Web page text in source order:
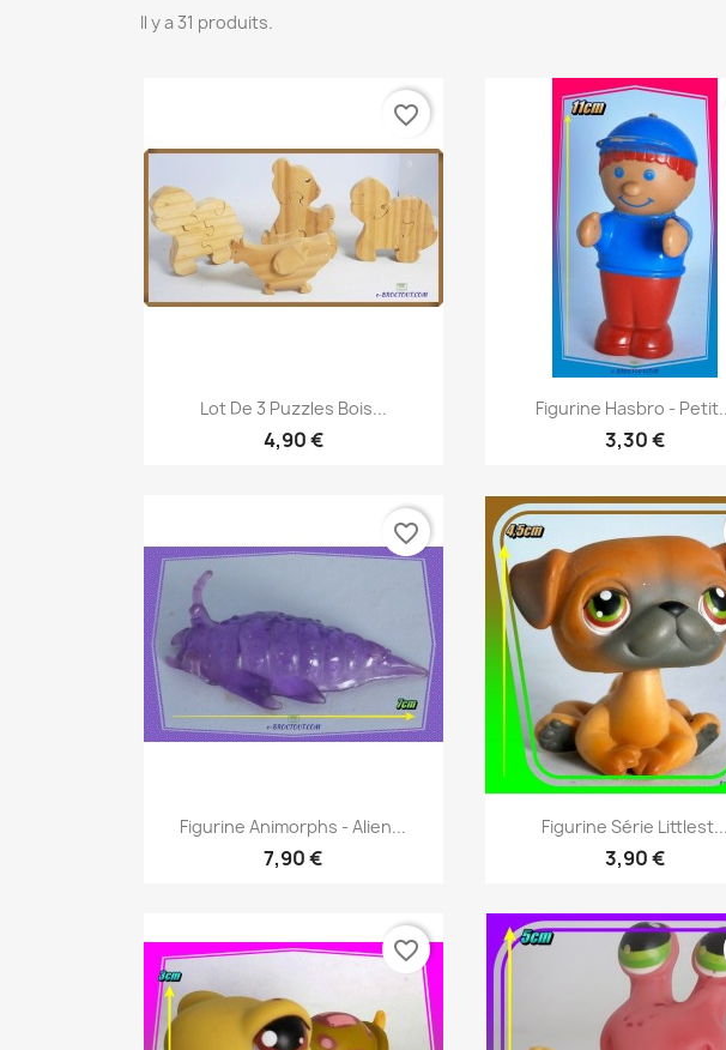
Il y a 31 produits.
Aperçu rapide
Lot De 3 Puzzles Bois...
4,90 €
favorite_border
Aperçu rapide
Figurine Hasbro -
3,30 €
Aperçu rapide
Figurine Animorphs - Alien...
7,90 €
favorite_border
Aperçu rapide
Figurine Série Littlest...
3,90 €
favorite_border